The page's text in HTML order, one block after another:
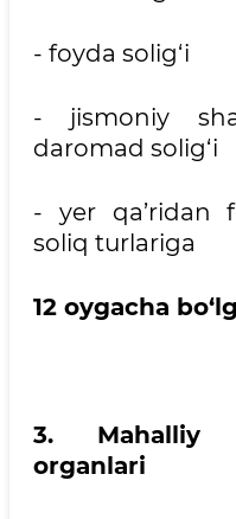
- foyda solig‘i
- jismoniy
daromad solig‘i
- yer qa’ridan
soliq turlariga
12 oygacha
3. Mahalliy
organlari